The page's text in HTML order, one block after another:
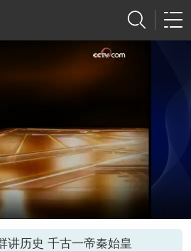
讲历史 千古一帝秦始皇